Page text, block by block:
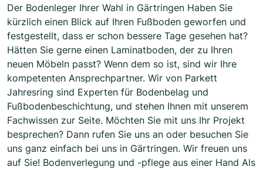
Der Bodenleger Ihrer Wahl in Gärtringen Haben Sie
kürzlich einen Blick auf Ihren Fußboden geworfen und
festgestellt, dass er schon bessere Tage gesehen hat?
Hätten Sie gerne einen Laminatboden, der zu Ihren
neuen Möbeln passt? Wenn dem so ist, sind wir Ihre
kompetenten Ansprechpartner. Wir von Parkett
Jahresring sind Experten für Bodenbelag und
Fußbodenbeschichtung, und stehen Ihnen mit unserem
Fachwissen zur Seite. Möchten Sie mit uns Ihr Projekt
besprechen? Dann rufen Sie uns an oder besuchen Sie
uns ganz einfach bei uns in Gärtringen. Wir freuen uns
auf Sie! Bodenverlegung und -pflege aus einer Hand Als